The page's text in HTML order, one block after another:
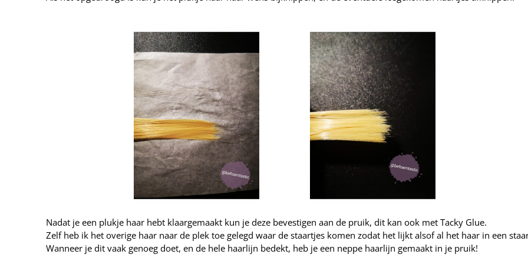
Nadat je een plukje haar hebt klaargemaakt kun je deze bevestigen aan de pruik, dit kan ook met Tacky Glue.
Zelf heb ik het overige haar naar de plek toe gelegd waar de staartjes komen zodat het lijkt alsof al het haar in een
Wanneer je dit vaak genoeg doet, en de hele haarlijn bedekt, heb je een neppe haarlijn gemaakt in je pruik!